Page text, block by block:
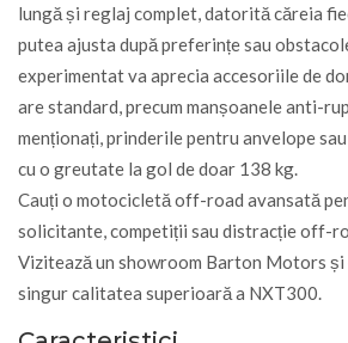
lungă și reglaj complet, datorită căreia
putea ajusta după preferințe sau
experimentat va aprecia accesoriile de
are standard, precum manșoanele anti-
menționați, prinderile pentru anvelope
cu o greutate la gol de doar 138 kg.
Cauți o motocicletă off-road avansată
solicitante, competiții sau distracție off-
Vizitează un showroom Barton Motors și
singur calitatea superioară a NXT300.